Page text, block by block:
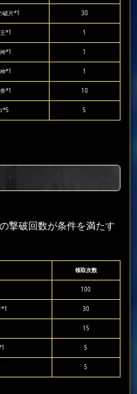
破片*1 30
*1 1
*1 1
*1 1
*1 10
*5 5
撃破回数が条件を満たす
领取次数
100
*1 30
15
5
5